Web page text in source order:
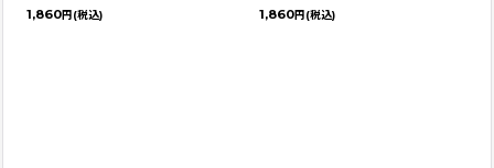
1,860円 (税込)
1,860円 (税込)